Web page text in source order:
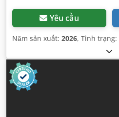
Yêu cầu
Năm sản xuất: 2026, Tình trạng: